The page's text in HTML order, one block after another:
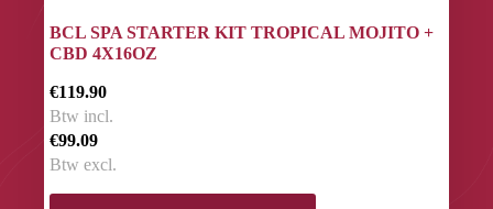
BCL SPA STARTER KIT TROPICAL MOJITO +
CBD 4X16OZ
€119.90
Btw incl.
€99.09
Btw excl.